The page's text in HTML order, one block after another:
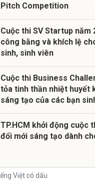
Pitch Competition
Cuộc thi SV Startup năm
công bằng và khích lệ
sinh, sinh viên
Cuộc thi Business
tỏa tinh thần nhiệt huyết
sáng tạo của các bạn
TP.HCM khởi động cuộc
đổi mới sáng tạo dành